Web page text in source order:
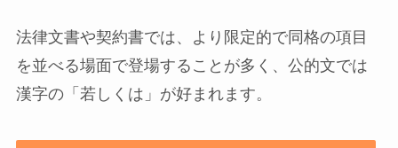
法律文書や契約書では、より限定的で同格の項目
を並べる場面で登場することが多く、公的文では
漢字の「若しくは」が好まれます。